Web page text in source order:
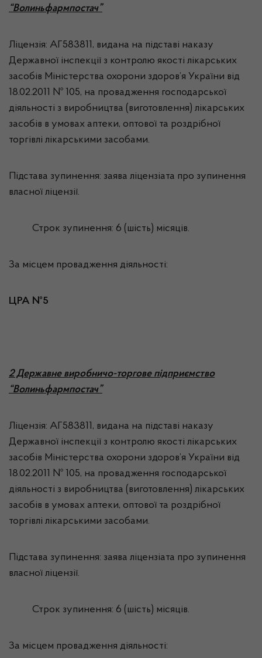
“Волиньфармпостач”
Ліцензія: АГ583811, видана на підставі наказу
Державної інспекції з контролю якості лікарських
засобів Міністерства охорони здоров’я України від
18.02.2011 № 105, на провадження господарської
діяльності з виробництва (виготовлення) лікарських
засобів в умовах аптеки, оптової та роздрібної
торгівлі лікарськими засобами.
Підстава зупинення: заява ліцензіата про зупинення
власної ліцензії.
Строк зупинення: 6 (шість) місяців.
За місцем провадження діяльності:
ЦРА №5
2 Державне виробничо-торгове підприємство
“Волиньфармпостач”
Ліцензія: АГ583811, видана на підставі наказу
Державної інспекції з контролю якості лікарських
засобів Міністерства охорони здоров’я України від
18.02.2011 № 105, на провадження господарської
діяльності з виробництва (виготовлення) лікарських
засобів в умовах аптеки, оптової та роздрібної
торгівлі лікарськими засобами.
Підстава зупинення: заява ліцензіата про зупинення
власної ліцензії.
Строк зупинення: 6 (шість) місяців.
За місцем провадження діяльності: